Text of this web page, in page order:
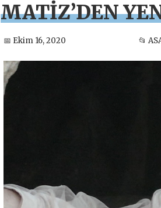
MATİZ’DEN
📅 Ekim 16, 2020 📂